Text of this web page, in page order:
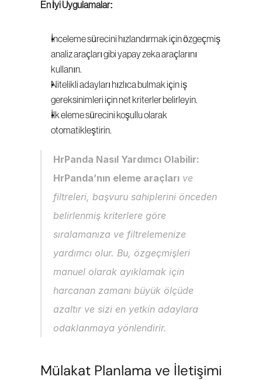
En İyi Uygulamalar:
İnceleme sürecini hızlandırmak için özgeçmiş
analiz araçları gibi yapay zeka araçlarını
kullanın.
Nitelikli adayları hızlıca bulmak için iş
gereksinimleri için net kriterler belirleyin.
İlk eleme sürecini koşullu olarak
otomatikleştirin.
HrPanda Nasıl Yardımcı Olabilir:
HrPanda’nın eleme araçları ve
filtreleri, başvuru sahiplerini önceden
belirlenmiş kriterlere göre
sıralamanıza ve filtrelemenize
yardımcı olur. Bu, özgeçmişleri
manuel olarak ayıklamak için
harcanan zamanı büyük ölçüde
azaltır ve sizi en yetkin adaylara
odaklanmaya yönlendirir.
Mülakat Planlama ve İletişimi